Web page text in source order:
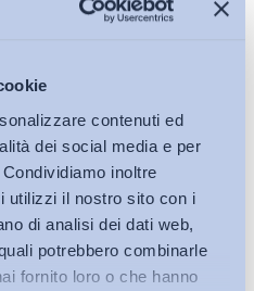
contenuti ed
dei social media e per
inoltre
utilizzi il nostro sito con i
di analisi dei dati web,
potrebbero combinarle
fornito loro o che hanno